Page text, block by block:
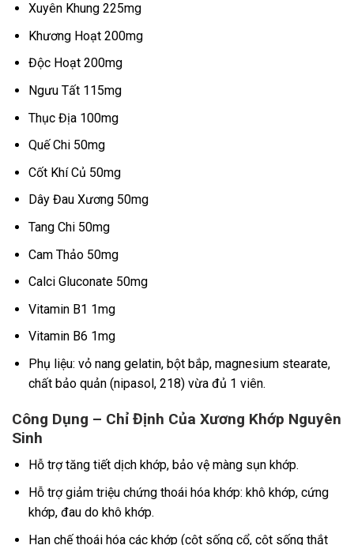
Xuyên Khung 225mg
Khương Hoạt 200mg
Độc Hoạt 200mg
Ngưu Tất 115mg
Thục Địa 100mg
Quế Chi 50mg
Cốt Khí Củ 50mg
Dây Đau Xương 50mg
Tang Chi 50mg
Cam Thảo 50mg
Calci Gluconate 50mg
Vitamin B1 1mg
Vitamin B6 1mg
Phụ liệu: vỏ nang gelatin, bột bắp, magnesium stearate,
chất bảo quản (nipasol, 218) vừa đủ 1 viên.
Công Dụng – Chỉ Định Của Xương Khớp Nguyên
Sinh
Hỗ trợ tăng tiết dịch khớp, bảo vệ màng sụn khớp.
Hỗ trợ giảm triệu chứng thoái hóa khớp: khô khớp, cứng
khớp, đau do khô khớp.
Hạn chế thoái hóa các khớp (cột sống cổ, cột sống thắt